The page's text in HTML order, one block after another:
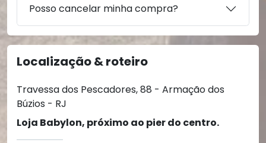
Posso cancelar minha compra?
Localização & roteiro
Travessa dos Pescadores, 88 - Armação dos
Búzios - RJ
Loja Babylon, próximo ao pier do centro.